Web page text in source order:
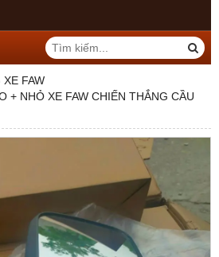
XE FAW
+ NHỎ XE FAW CHIẾN THẮNG CẦU